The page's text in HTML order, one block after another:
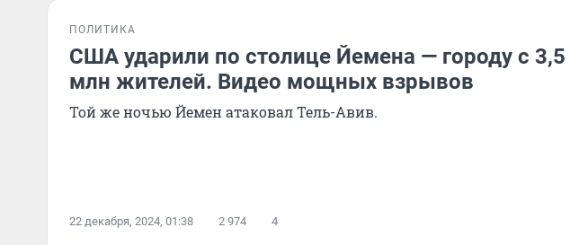
ПОЛИТИКА
США ударили по столице Йемена — городу с 3,5
млн жителей. Видео мощных взрывов
Той же ночью Йемен атаковал Тель-Авив.
22 декабря, 2024, 01:38 2 974 4